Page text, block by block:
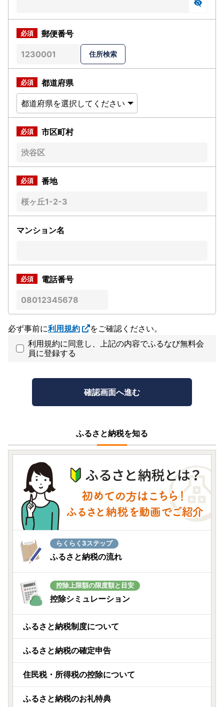
郵便番号
都道府県
市区町村
番地
マンション名
電話番号
必ず事前に利用規約
をご確認ください。
利用規約に同意し、上記の内容でふるなび無料会
員に登録する
ふるさと納税を知る
らくらく3ステップ
ふるさと納税の流れ
控除上限額の限度額と目安
控除シミュレーション
ふるさと納税制度について
ふるさと納税の確定申告
住民税・所得税の控除について
ふるさと納税のお礼特典